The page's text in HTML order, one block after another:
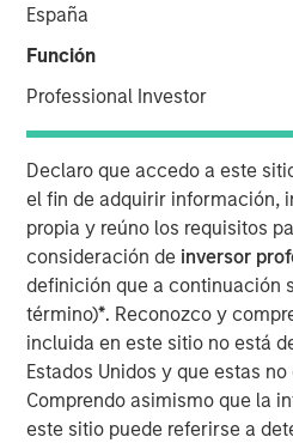
España
Función
Professional Investor
Declaro que accedo a este
el fin de adquirir información,
propia y reúno los requisitos
consideración de inversor
definición que a continuación
término)*. Reconozco y
incluida en este sitio no está
Estados Unidos y que estas
Comprendo asimismo que la
este sitio puede referirse a
provides mission-critical
organizations spanning a
including healthcare,
markets. The company
solutions, including access
surveillance and intrusion
customers to partner with a
security lifecycle. Since its
has grown into a leading
of offices across the United
localized security needs for
in which they operate.